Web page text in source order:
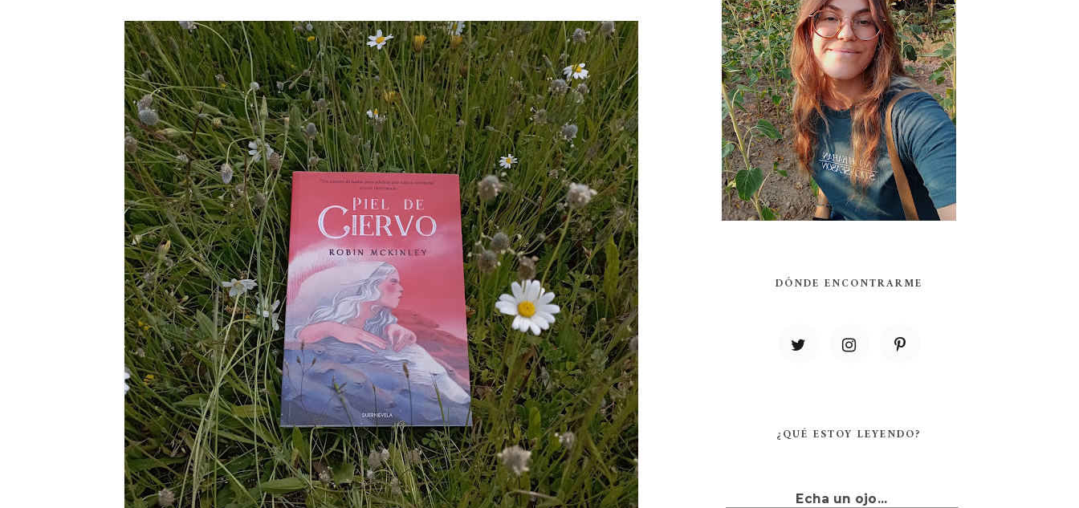
DÓNDE ENCONTRARME
¿QUÉ ESTOY LEYENDO?
Echa un ojo...